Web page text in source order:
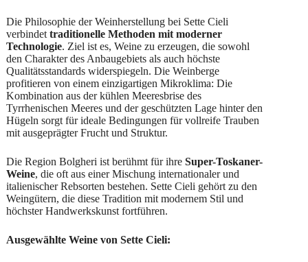
Die Philosophie der Weinherstellung bei Sette Cieli
verbindet traditionelle Methoden mit moderner
Technologie. Ziel ist es, Weine zu erzeugen, die sowohl
den Charakter des Anbaugebiets als auch höchste
Qualitätsstandards widerspiegeln. Die Weinberge
profitieren von einem einzigartigen Mikroklima: Die
Kombination aus der kühlen Meeresbrise des
Tyrrhenischen Meeres und der geschützten Lage hinter den
Hügeln sorgt für ideale Bedingungen für vollreife Trauben
mit ausgeprägter Frucht und Struktur.
Die Region Bolgheri ist berühmt für ihre Super-Toskaner-
Weine, die oft aus einer Mischung internationaler und
italienischer Rebsorten bestehen. Sette Cieli gehört zu den
Weingütern, die diese Tradition mit modernem Stil und
höchster Handwerkskunst fortführen.
Ausgewählte Weine von Sette Cieli: